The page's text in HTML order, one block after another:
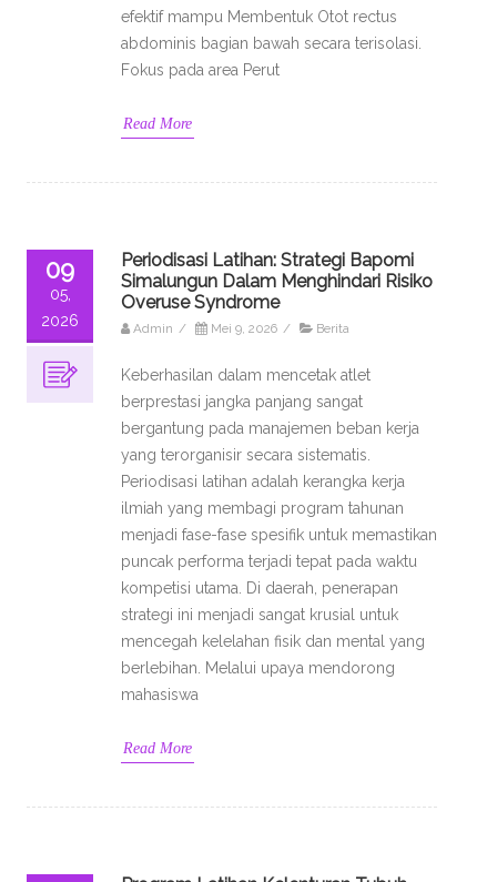
efektif mampu Membentuk Otot rectus
abdominis bagian bawah secara terisolasi.
Fokus pada area Perut
Read More
09
05,
2026
Periodisasi Latihan: Strategi Bapomi
Simalungun Dalam Menghindari Risiko
Overuse Syndrome
Admin / Mei 9, 2026 / Berita
Keberhasilan dalam mencetak atlet
berprestasi jangka panjang sangat
bergantung pada manajemen beban kerja
yang terorganisir secara sistematis.
Periodisasi latihan adalah kerangka kerja
ilmiah yang membagi program tahunan
menjadi fase-fase spesifik untuk memastikan
puncak performa terjadi tepat pada waktu
kompetisi utama. Di daerah, penerapan
strategi ini menjadi sangat krusial untuk
mencegah kelelahan fisik dan mental yang
berlebihan. Melalui upaya mendorong
mahasiswa
Read More